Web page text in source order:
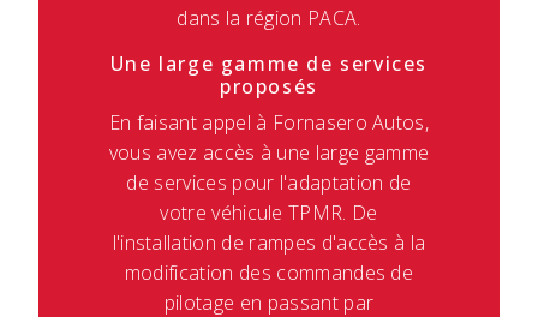
dans la région PACA.
Une large gamme de services
proposés
En faisant appel à Fornasero Autos,
vous avez accès à une large gamme
de services pour l'adaptation de
votre véhicule TPMR. De
l'installation de rampes d'accès à la
modification des commandes de
pilotage en passant par